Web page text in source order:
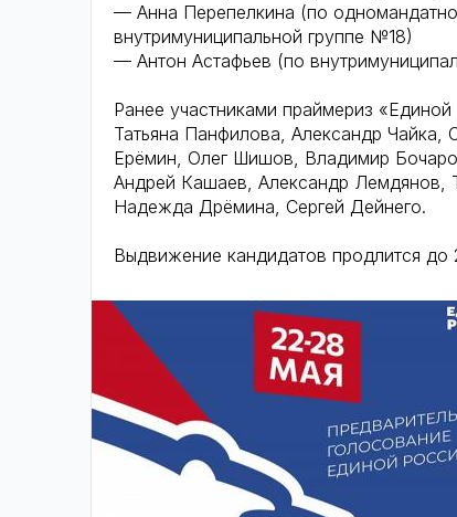
— Анна Перепелкина (по
внутримуниципальной группе №18)
— Антон Астафьев (по
Ранее участниками праймериз
Татьяна Панфилова, Александр
Ерёмин, Олег Шишов, Владимир
Андрей Кашаев, Александр Лемдянов,
Надежда Дрёмина, Сергей Дейнего.
Выдвижение кандидатов продлится до